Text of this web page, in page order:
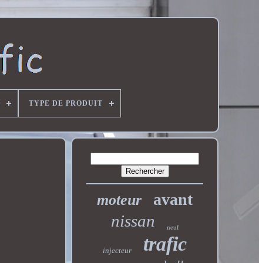
TYPE DE PRODUIT
moteur avant
nissan neuf
injecteur trafic